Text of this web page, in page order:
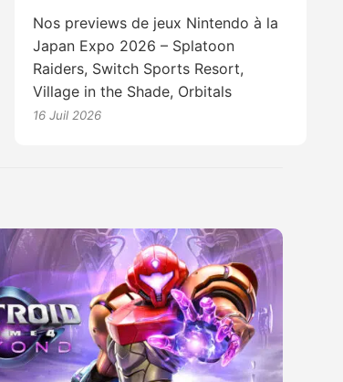
Nos previews de jeux Nintendo à la
Japan Expo 2026 – Splatoon
Raiders, Switch Sports Resort,
Village in the Shade, Orbitals
16 Juil 2026